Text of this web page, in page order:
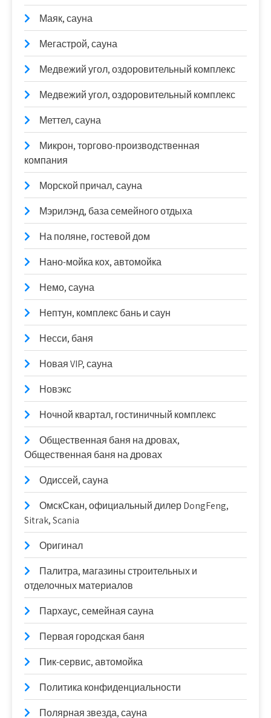
Маяк, сауна
Мегастрой, сауна
Медвежий угол, оздоровительный комплекс
Медвежий угол, оздоровительный комплекс
Меттел, сауна
Микрон, торгово-производственная
компания
Морской причал, сауна
Мэрилэнд, база семейного отдыха
На поляне, гостевой дом
Нано-мойка кох, автомойка
Немо, сауна
Нептун, комплекс бань и саун
Несси, баня
Новая VIP, сауна
Новэкс
Ночной квартал, гостиничный комплекс
Общественная баня на дровах,
Общественная баня на дровах
Одиссей, сауна
ОмскСкан, официальный дилер DongFeng,
Sitrak, Scania
Оригинал
Палитра, магазины строительных и
отделочных материалов
Пархаус, семейная сауна
Первая городская баня
Пик-сервис, автомойка
Политика конфиденциальности
Полярная звезда, сауна